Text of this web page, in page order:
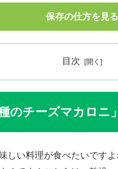
保存の仕方を見る
目次
のチーズマカロニ
しい料理が食べたいです